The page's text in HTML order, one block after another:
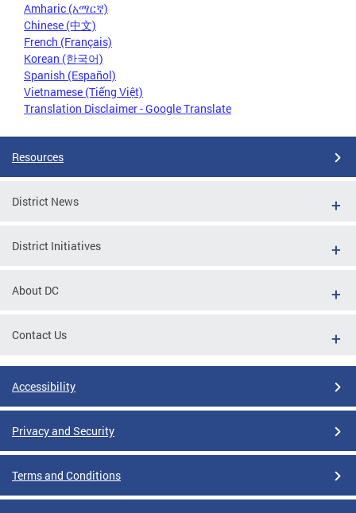
Amharic (አማርኛ)
Chinese (中文)
French (Français)
Korean (한국어)
Spanish (Español)
Vietnamese (Tiếng Việt)
Translation Disclaimer - Google Translate
Resources
District News
District Initiatives
About DC
Contact Us
Accessibility
Privacy and Security
Terms and Conditions